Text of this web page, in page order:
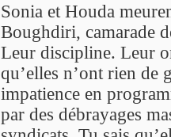
Sonia et Houda
Boughdiri, camarade
Leur discipline. Leur
qu’elles n’ont rien de
impatience en
par des débrayages